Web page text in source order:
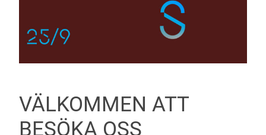
VÄLKOMMEN ATT
BESÖKA OSS